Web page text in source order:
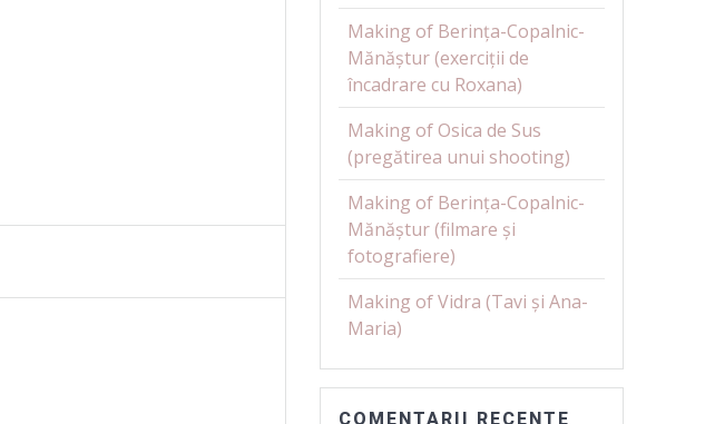
Making of Berința-Copalnic-
Mănăștur (exerciții de
încadrare cu Roxana)
Making of Osica de Sus
(pregătirea unui shooting)
Making of Berința-Copalnic-
Mănăștur (filmare și
fotografiere)
Making of Vidra (Tavi și Ana-
Maria)
COMENTARII RECENTE